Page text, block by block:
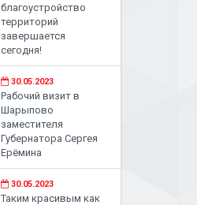
благоустройство
территорий
завершается
сегодня!
30.05.2023
Рабочий визит в
Шарыпово
заместителя
Губернатора Сергея
Ерёмина
30.05.2023
Таким красивым как